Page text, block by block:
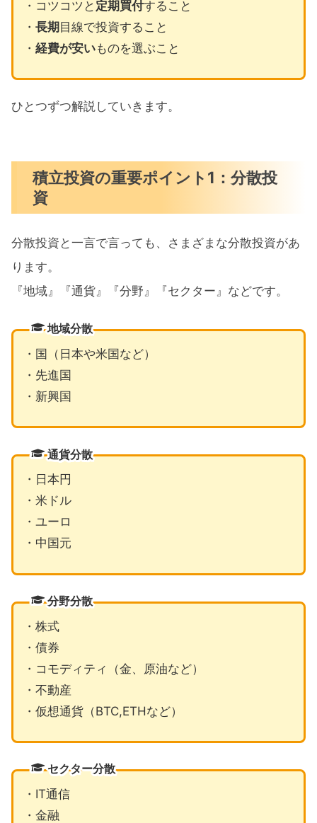
・コツコツと 定期買付すること
・ 長期目線で投資すること
・ 経費が安いものを選ぶこと
ひとつずつ解説していきます。
積立投資の重要ポイント1：分散投
資
分散投資と一言で言っても、さまざまな分散投資があ
ります。
『地域』『通貨』『分野』『セクター』などです。
地域分散
・国（日本や米国など）
・先進国
・新興国
通貨分散
・日本円
・米ドル
・ユーロ
・中国元
分野分散
・株式
・債券
・コモディティ（金、原油など）
・不動産
・仮想通貨（BTC,ETHなど）
セクター分散
・IT通信
・金融